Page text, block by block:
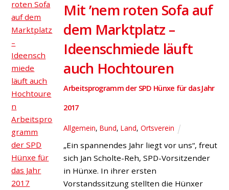
Mit ’nem roten Sofa auf
dem Marktplatz –
Ideenschmiede läuft
auch Hochtouren
Arbeitsprogramm der SPD Hünxe für das Jahr
2017
Allgemein,Bund,Land,Ortsverein
„Ein spannendes Jahr liegt vor uns“, freut
sich Jan Scholte-Reh, SPD-Vorsitzender
in Hünxe. In ihrer ersten
Vorstandssitzung stellten die Hünxer